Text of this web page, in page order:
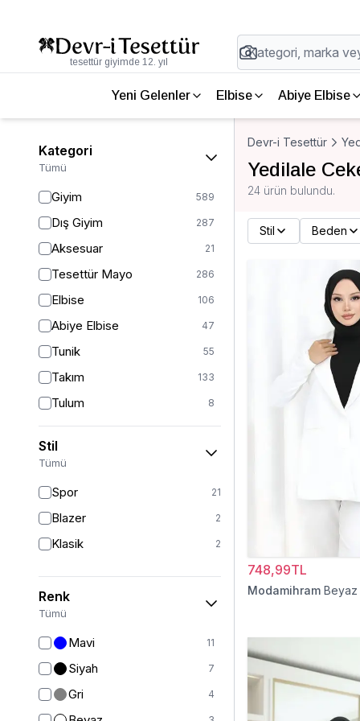
tesettür giyimde 12. yıl
Yeni Gelenler Elbise Abiye Elbise
Kategori
Tümü
Giyim 589
Dış Giyim 287
Aksesuar 21
Tesettür Mayo 286
Elbise 106
Abiye Elbise 47
Tunik 55
Takım 133
Tulum 8
Pantolon 148
Etek 19
Bone 15
Ferace
Kap & Pardesü
Trençkot
Hırka
Stil
Tümü
Spor 21
Blazer 2
Klasik 2
Renk
Tümü
Mavi 11
Siyah 7
Gri 4
Devr-i Tesettür
Yedilale
24 ürün bulundu.
Stil Beden
748,99TL
Modamihram